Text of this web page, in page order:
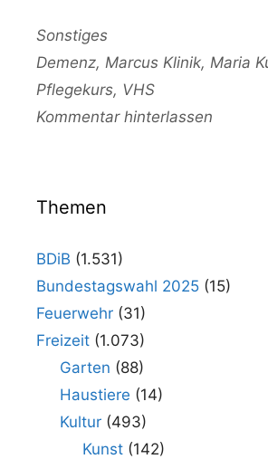
Kategorien
Sonstiges
Schlagwörter
Demenz, Marcus Klinik, Maria
Pflegekurs, VHS
Kommentar hinterlassen
Themen
BDiB (1.531)
Bundestagswahl 2025 (15)
Feuerwehr (31)
Freizeit (1.073)
Garten (88)
Haustiere (14)
Kultur(493)
Kunst (142)